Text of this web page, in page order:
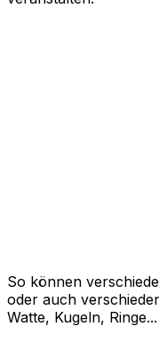
So können
oder auch
Watte, Kugeln,